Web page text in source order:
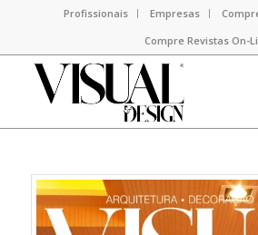
Profissionais Empresas
Compre Revistas On-